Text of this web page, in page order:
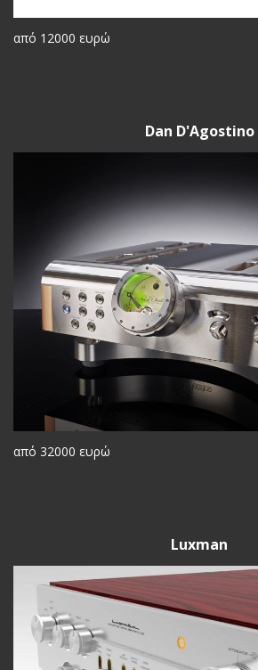
από 12000 ευρώ
Dan D'Agostino
από 32000 ευρώ
Luxman